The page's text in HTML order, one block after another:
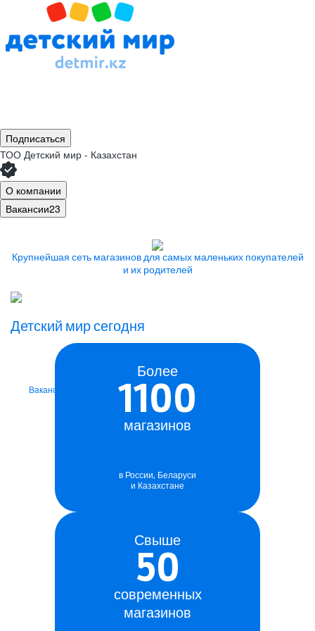
Подписаться
ТОО Детский мир - Казахстан
О компании
Вакансии23
Крупнейшая сеть магазиновдля самых маленьких покупателей
и их родителей
Работаем
играючи
Мы ищем сотрудников
в наши магазины
Вакансии
Детский мир сегодня
Более
1100
магазинов
в России, Беларуси
и Казахстане
Свыше
50
современных
магазинов